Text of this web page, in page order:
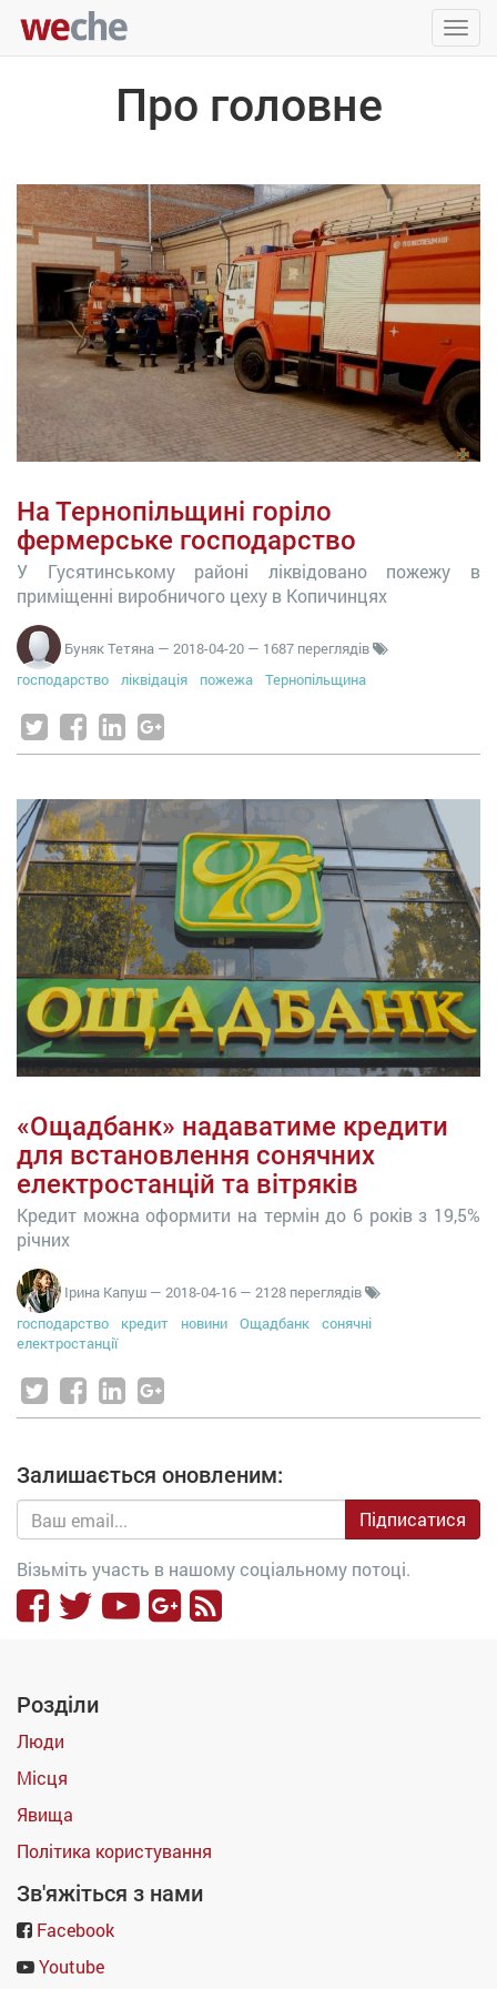
Про головне
На Тернопільщині горіло
фермерське господарство
У Гусятинському районі ліквідовано пожежу в
приміщенні виробничого цеху в Копичинцях
Буняк Тетяна — 2018-04-20 — 1687 переглядів
господарство
ліквідація пожежа Тернопільщина
«Ощадбанк» надаватиме кредити
для встановлення сонячних
електростанцій та вітряків
Кредит можна оформити на термін до 6 років з 19,5%
річних
Ірина Капуш — 2018-04-16 — 2128 переглядів
господарство
кредит новини Ощадбанк
сонячні
електростанції
Залишається оновленим:
Підписатися
Візьміть участь в нашому соціальному потоці.
Розділи
Люди
Місця
Явища
Політика користування
Зв'яжіться з нами
Facebook
Youtube